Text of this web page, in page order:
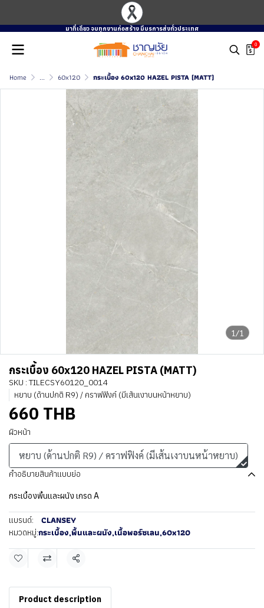
มาที่เดียว จบทุกงานก่อสร้าง มีบรการส่งทั่วประเทศ
0
Home ... 60x120 กระเบื้อง 60x120 HAZEL PISTA (MATT)
1/1
กระเบื้อง 60x120 HAZEL PISTA (MATT)
SKU : TILECSY60120_0014
หยาบ (ด้านปกติ R9) / คราฟฟิงค์ (มีเส้นเงาบนหน้าหยาบ)
660 THB
ผิวหน้า
หยาบ (ด้านปกติ R9) / คราฟฟิงค์ (มีเส้นเงาบนหน้าหยาบ)
คำอธิบายสินค้าแบบย่อ
กระเบื้องพื้นและผนัง เกรด A
แบรนด์: CLANSEY
หมวดหมู่:กระเบื้อง,พื้นและผนัง,เนื้อพอร์ซเลน,60x120
แชร์
Product description